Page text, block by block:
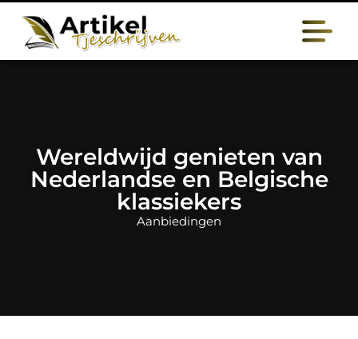
Wereldwijd genieten van
Nederlandse en Belgische
klassiekers
Aanbiedingen